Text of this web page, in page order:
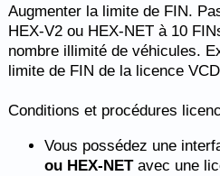
Augmenter la limite de FIN.
HEX-V2 ou HEX-NET à 10
nombre illimité de véhicules.
limite de FIN de la licence
Conditions et procédures
Vous possédez une
ou HEX-NETavec une